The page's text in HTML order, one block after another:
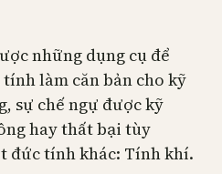
những dụng cụ để
làm căn bản cho kỹ
sự chế ngự được kỹ
hay thất bại tùy
đức tính khác: Tính khí.